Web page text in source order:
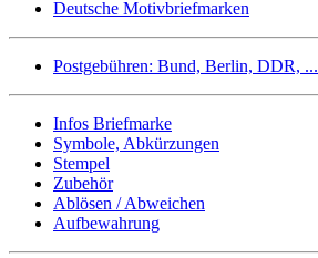
Deutsche Motivbriefmarken
Postgebühren: Bund, Berlin, DDR, ...
Infos Briefmarke
Symbole, Abkürzungen
Stempel
Zubehör
Ablösen / Abweichen
Aufbewahrung